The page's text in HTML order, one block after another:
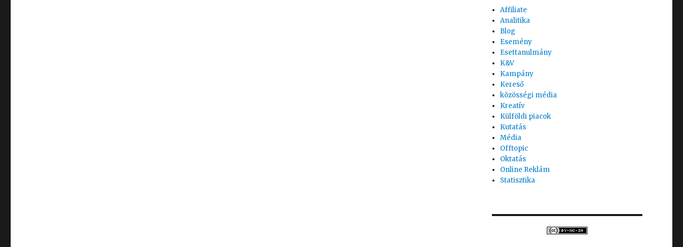
Affiliate
Analitika
Blog
Esemény
Esettanulmány
K&V
Kampány
Kereső
közösségi média
Kreatív
Külföldi piacok
Kutatás
Média
Offtopic
Oktatás
Online Reklám
Statisztika